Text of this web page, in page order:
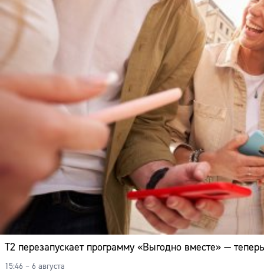
Т2 перезапускает программу «Выгодно вместе» —
15:46 – 6 августа